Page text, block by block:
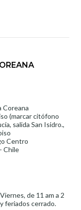
Coreana
(marcar citófono
salida San Isidro.,
Centro
Chile
de 11 am a 2
feriados cerrado.